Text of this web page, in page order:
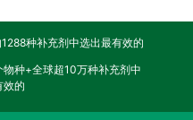
种补充剂中选出最有效的
种+全球超10万种补充剂中
效的